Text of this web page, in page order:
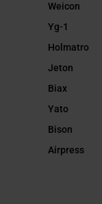
Weicon
Yg-1
Holmatro
Jeton
Biax
Yato
Bison
Airpress